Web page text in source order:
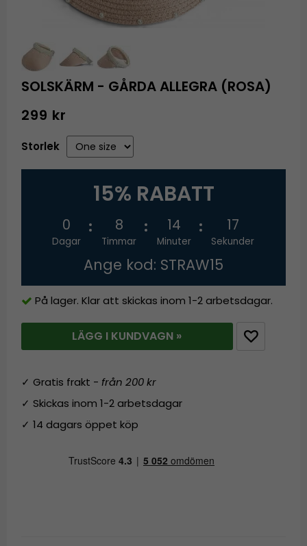
SOLSKÄRM - GÅRDA ALLEGRA (ROSA)
299 kr
Storlek
15% RABATT
0
Dagar
8
Timmar
14
Minuter
16
Sekunder
Ange kod: STRAW15
På lager. Klar att skickas inom 1-2 arbetsdagar.
LÄGG I KUNDVAGN »
✓ Gratis frakt -från 200 kr
✓ Skickas inom 1-2 arbetsdagar
✓ 14 dagars öppet köp